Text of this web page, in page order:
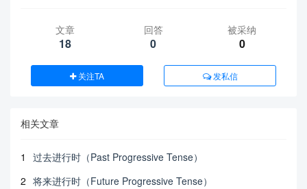
文章
18
回答
0
被采纳
0
关注TA 发私信
相关文章
1
过去进行时（Past Progressive Tense）
2 将来进行时（Future Progressive Tense）